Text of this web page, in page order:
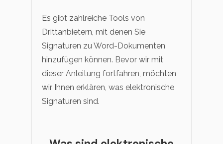
Es gibt zahlreiche Tools von
Drittanbietern, mit denen Sie
Signaturen zu Word-Dokumenten
hinzufügen können. Bevor wir mit
dieser Anleitung fortfahren, möchten
wir Ihnen erklären, was elektronische
Signaturen sind.